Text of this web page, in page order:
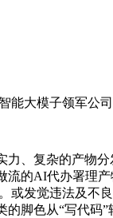
能大模子领军公
复杂的产物分
流的AI代办署理
或发觉违法及不
脚色从“写代码